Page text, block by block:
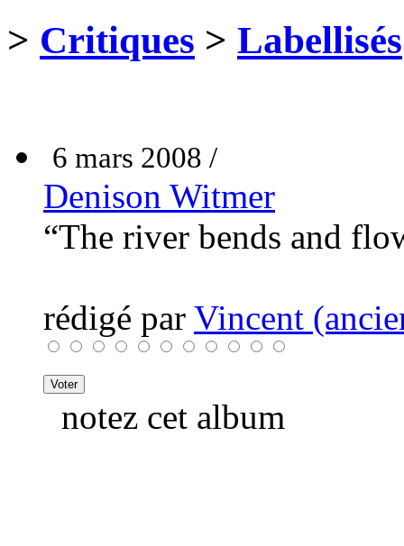
> Critiques > Labellisés
6 mars 2008 /
Denison Witmer
“The river bends and
rédigé par Vincent
notez cet album